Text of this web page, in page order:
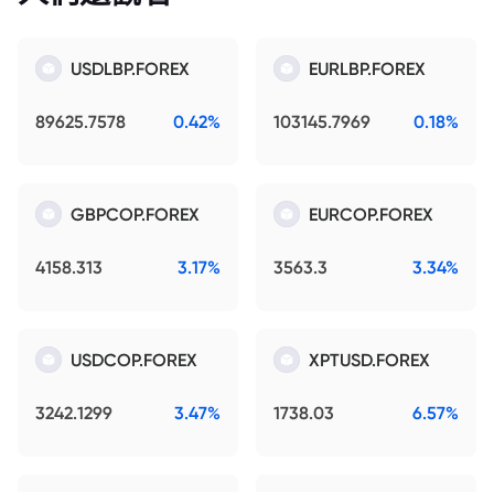
USDLBP.FOREX
89625.7578 0.42%
EURLBP.FOREX
103145.7969 0.18%
GBPCOP.FOREX
4158.313 3.17%
EURCOP.FOREX
3563.3 3.34%
USDCOP.FOREX
3242.1299 3.47%
XPTUSD.FOREX
1738.03 6.57%